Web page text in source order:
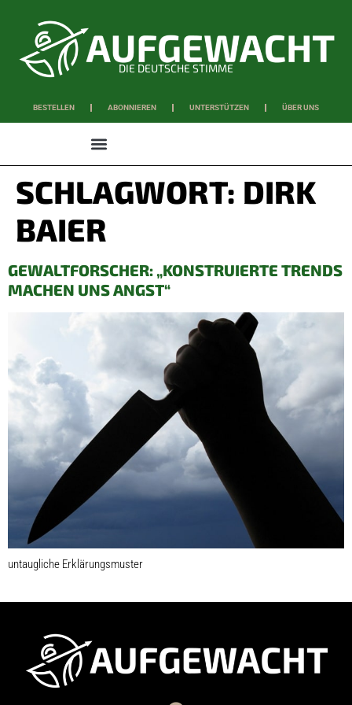
DIE DEUTSCHE STIMME
BESTELLEN ABONNIEREN UNTERSTÜTZEN ÜBER UNS
SCHLAGWORT: DIRK
BAIER
GEWALTFORSCHER: „KONSTRUIERTE TRENDS
MACHEN UNS ANGST“
untaugliche Erklärungsmuster